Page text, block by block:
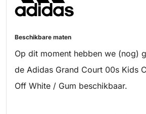
Beschikbare maten
Op dit moment hebben we (nog)
de Adidas Grand Court 00s Kids
Off White / Gum beschikbaar.